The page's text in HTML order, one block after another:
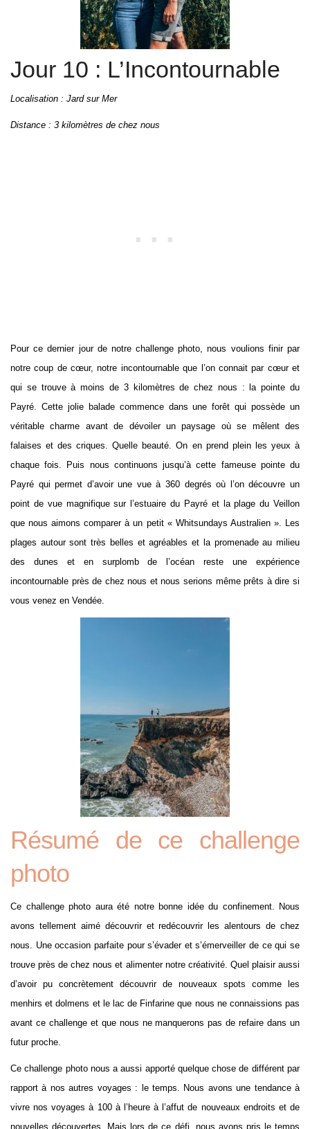
Jour 10 : L’Incontournable
Localisation : Jard sur Mer
Distance : 3 kilomètres de chez nous
Pour ce dernier jour de notre challenge photo, nous voulions finir par
notre coup de cœur, notre incontournable que l’on connait par cœur et
qui se trouve à moins de 3 kilomètres de chez nous : la pointe du
Payré. Cette jolie balade commence dans une forêt qui possède un
véritable charme avant de dévoiler un paysage où se mêlent des
falaises et des criques. Quelle beauté. On en prend plein les yeux à
chaque fois. Puis nous continuons jusqu’à cette fameuse pointe du
Payré qui permet d’avoir une vue à 360 degrés où l’on découvre un
point de vue magnifique sur l’estuaire du Payré et la plage du Veillon
que nous aimons comparer à un petit « Whitsundays Australien ». Les
plages autour sont très belles et agréables et la promenade au milieu
des dunes et en surplomb de l’océan reste une expérience
incontournable près de chez nous et nous serions même prêts à dire si
vous venez en Vendée.
Résumé de ce challenge
photo
Ce challenge photo aura été notre bonne idée du confinement. Nous
avons tellement aimé découvrir et redécouvrir les alentours de chez
nous. Une occasion parfaite pour s’évader et s’émerveiller de ce qui se
trouve près de chez nous et alimenter notre créativité. Quel plaisir aussi
d’avoir pu concrètement découvrir de nouveaux spots comme les
menhirs et dolmens et le lac de Finfarine que nous ne connaissions pas
avant ce challenge et que nous ne manquerons pas de refaire dans un
futur proche.
Ce challenge photo nous a aussi apporté quelque chose de différent par
rapport à nos autres voyages : le temps. Nous avons une tendance à
vivre nos voyages à 100 à l’heure à l’affut de nouveaux endroits et de
nouvelles découvertes. Mais lors de ce défi, nous avons pris le temps